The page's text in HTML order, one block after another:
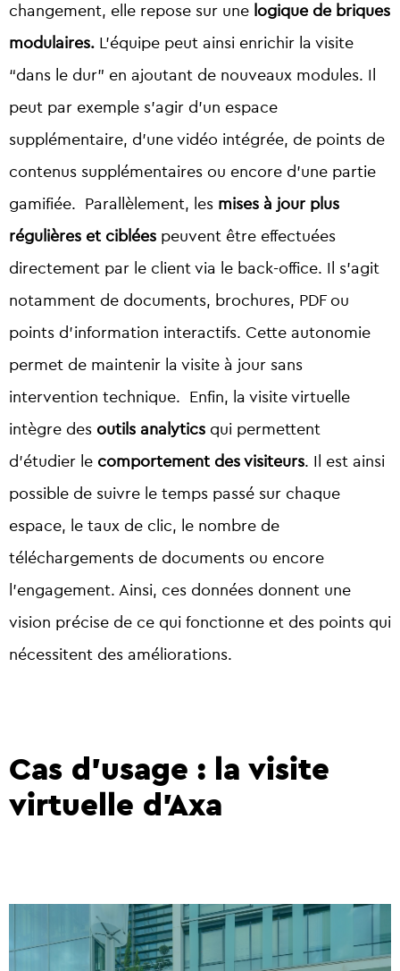
changement, elle repose sur une logique de briques
modulaires. L’équipe peut ainsi enrichir la visite
“dans le dur” en ajoutant de nouveaux modules. Il
peut par exemple s’agir d’un espace
supplémentaire, d’une vidéo intégrée, de points de
contenus supplémentaires ou encore d’une partie
gamifiée. Parallèlement, les mises à jour plus
régulières et ciblées peuvent être effectuées
directement par le client via le back-office. Il s’agit
notamment de documents, brochures, PDF ou
points d’information interactifs. Cette autonomie
permet de maintenir la visite à jour sans
intervention technique. Enfin, la visite virtuelle
intègre des outils analytics qui permettent
d’étudier le comportement des visiteurs. Il est ainsi
possible de suivre le temps passé sur chaque
espace, le taux de clic, le nombre de
téléchargements de documents ou encore
l’engagement. Ainsi, ces données donnent une
vision précise de ce qui fonctionne et des points qui
nécessitent des améliorations.
Cas d’usage : la visite
virtuelle d’Axa